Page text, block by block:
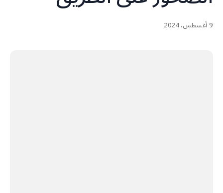
9 أغسطس، 2024